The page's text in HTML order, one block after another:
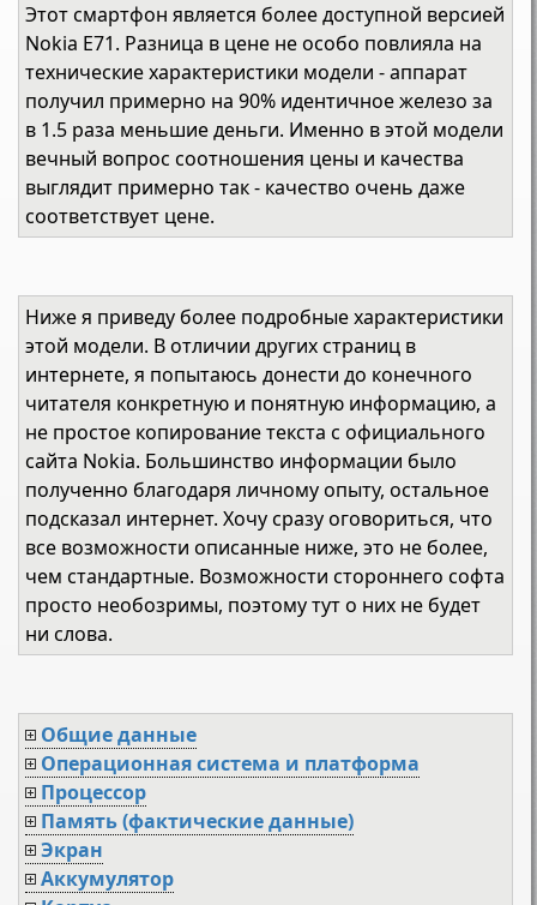
Этот смартфон является более доступной версией
Nokia E71. Разница в цене не особо повлияла на
технические характеристики модели - аппарат
получил примерно на 90% идентичное железо за
в 1.5 раза меньшие деньги. Именно в этой модели
вечный вопрос соотношения цены и качества
выглядит примерно так - качество очень даже
соответствует цене.
Ниже я приведу более подробные характеристики
этой модели. В отличии других страниц в
интернете, я попытаюсь донести до конечного
читателя конкретную и понятную информацию, а
не простое копирование текста с официального
сайта Nokia. Большинство информации было
полученно благодаря личному опыту, остальное
подсказал интернет. Хочу сразу оговориться, что
все возможности описанные ниже, это не более,
чем стандартные. Возможности стороннего софта
просто необозримы, поэтому тут о них не будет
ни слова.
Общие данные
Операционная система и платформа
Процессор
Память (фактические данные)
Экран
Аккумулятор